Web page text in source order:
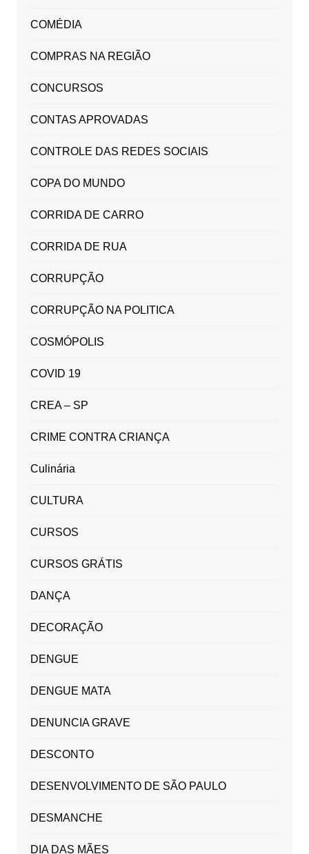
COMÉDIA
COMPRAS NA REGIÃO
CONCURSOS
CONTAS APROVADAS
CONTROLE DAS REDES SOCIAIS
COPA DO MUNDO
CORRIDA DE CARRO
CORRIDA DE RUA
CORRUPÇÃO
CORRUPÇÃO NA POLITICA
COSMÓPOLIS
COVID 19
CREA – SP
CRIME CONTRA CRIANÇA
Culinária
CULTURA
CURSOS
CURSOS GRÁTIS
DANÇA
DECORAÇÃO
DENGUE
DENGUE MATA
DENUNCIA GRAVE
DESCONTO
DESENVOLVIMENTO DE SÃO PAULO
DESMANCHE
DIA DAS MÃES